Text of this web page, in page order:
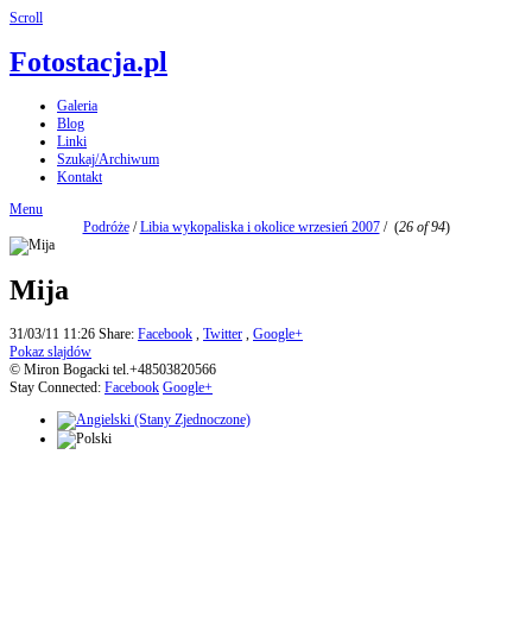
Scroll
Fotostacja.pl
Galeria
Blog
Linki
Szukaj/Archiwum
Kontakt
Menu
Podróże/Libia wykopaliska i okolice wrzesień 2007/ (26 of 94)
Mija
31/03/11 11:26 Share: Facebook , Twitter , Google+
Pokaz slajdów
© Miron Bogacki tel.+48503820566
Stay Connected: Facebook Google+